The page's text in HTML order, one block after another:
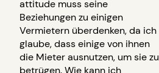
attitude muss seine
Beziehungen zu einigen
Vermietern überdenken, da ich
glaube, dass einige von ihnen
die Mieter ausnutzen, um sie zu